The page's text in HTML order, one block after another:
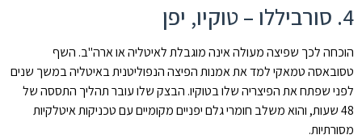
4. סורביללו – טוקיו, יפן
הוכחה לכך שפיצה מעולה אינה מוגבלת לאיטליה או ארה"ב. השף
טסובאסה טמאקי למד את אמנות הפיצה הנפוליטנית באיטליה במשך שנים
לפני שפתח את הפיצריה שלו בטוקיו. הבצק שלו עובר תהליך התססה של
48 שעות, והוא משלב חומרי גלם יפניים מקומיים עם טכניקות איטלקיות
מסורתיות.